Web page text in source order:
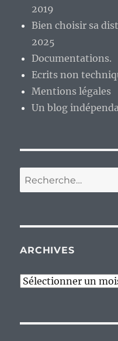
2019
Bien choisir sa
2025
Documentations.
Ecrits non
Mentions légales
Un blog
Recherche
pour :
ARCHIVES
Archives